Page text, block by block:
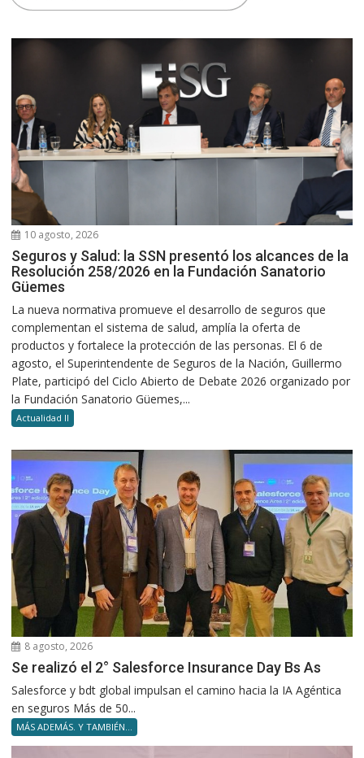
10 agosto, 2026
Seguros y Salud: la SSN presentó los alcances de la
Resolución 258/2026 en la Fundación Sanatorio
Güemes
La nueva normativa promueve el desarrollo de seguros que
complementan el sistema de salud, amplía la oferta de
productos y fortalece la protección de las personas. El 6 de
agosto, el Superintendente de Seguros de la Nación, Guillermo
Plate, participó del Ciclo Abierto de Debate 2026 organizado por
la Fundación Sanatorio Güemes,...
Actualidad II
8 agosto, 2026
Se realizó el 2° Salesforce Insurance Day Bs As
Salesforce y bdt global impulsan el camino hacia la IA Agéntica
en seguros Más de 50...
MÁS ADEMÁS. Y TAMBIÉN...